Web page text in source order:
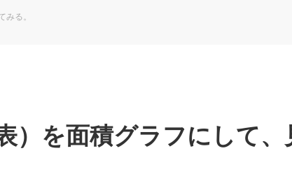
2026.08.5
尚哉氏(5)
益を上げる経営」の極意
ーサルスタジオジャパンの成功要因と
成功イメージ戦略(77)
ぶ繁栄企業のブランド戦略(39)
と社長のための資産管理講座(95)
朝礼・会議での「社長の３分間スピーチ」ネタ帳(159)
社長のメシの種 4.0(206)
おカネが残る決算書にするために
損益分岐点を下げる、Ｐ／Ｌ不況
新・会計経営と実学(37)
中小企業の新たな法律リ
顧客・社員・社会から支
門」(23)
売れる住宅を創
大久保一彦の“
あな
デキ
東川
業績
みる。
）を面積グラフにして、